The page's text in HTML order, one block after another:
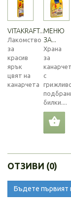
VITAKRAFT...
Лакомство
за
красив
ярък
цвят на
канарчета
МЕНЮ
ЗА...
Храна
за
с
билки....
ОТЗИВИ (0)
Бъдете първият